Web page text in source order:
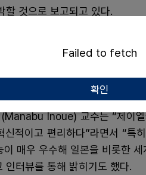
할 것으로 보고되고 있다.
대 이상에서 발병된다. 일본의
치료 수요도 급증하는 추세로
뇌졸중을 경험할 것으로 예측
션 등이 큰 성장을 이룰 것으로
Inoue) 교수는 “제이
적이고 편리하다”라면서 “특
매우 우수해 일본을 비롯한 세
인터뷰를 통해 밝히기도 했다.
Failed to fetch
확인